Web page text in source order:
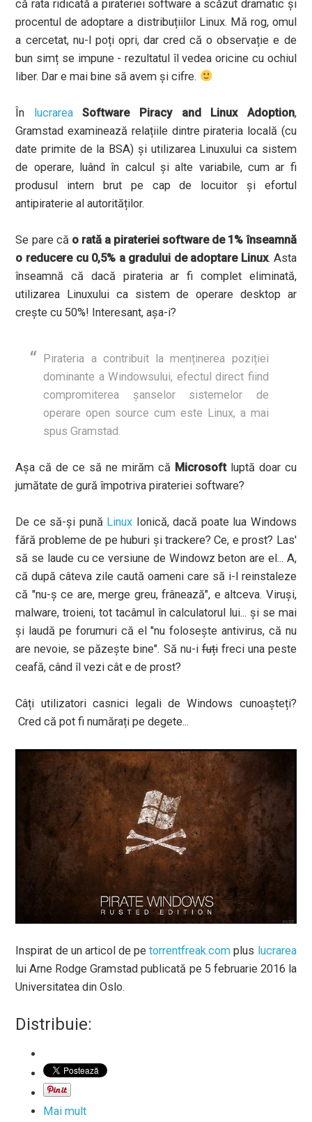
că rata ridicată a pirateriei software a scăzut dramatic și
procentul de adoptare a distribuțiilor Linux. Mă rog, omul
a cercetat, nu-l poți opri, dar cred că o observație e de
bun simț se impune - rezultatul îl vedea oricine cu ochiul
liber. Dar e mai bine să avem și cifre.
În lucrarea Software Piracy and Linux Adoption,
Gramstad examinează relațiile dintre pirateria locală (cu
date primite de la BSA) și utilizarea Linuxului ca sistem
de operare, luând în calcul și alte variabile, cum ar fi
produsul intern brut pe cap de locuitor și efortul
antipiraterie al autorităților.
Se pare că o rată a pirateriei software de 1% înseamnă
o reducere cu 0,5% a gradului de adoptare Linux. Asta
înseamnă că dacă pirateria ar fi complet eliminată,
utilizarea Linuxului ca sistem de operare desktop ar
crește cu 50%! Interesant, așa-i?
Pirateria a contribuit la menținerea poziției
dominante a Windowsului, efectul direct fiind
compromiterea șanselor sistemelor de
operare open source cum este Linux, a mai
spus Gramstad.
Așa că de ce să ne mirăm că Microsoftluptă doar cu
jumătate de gură împotriva pirateriei software?
De ce să-și pună Linux Ionică, dacă poate lua Windows
fără probleme de pe huburi și trackere? Ce, e prost? Las'
să se laude cu ce versiune de Windowz beton are el... A,
că după câteva zile caută oameni care să i-l reinstaleze
că "nu-ș ce are, merge greu, frânează", e altceva. Viruși,
malware, troieni, tot tacâmul în calculatorul lui... și se mai
și laudă pe forumuri că el "nu folosește antivirus, că nu
are nevoie, se păzește bine". Să nu-ifuțifreci una peste
ceafă, când îl vezi cât e de prost?
Câți utilizatori casnici legali de Windows cunoașteți?
Cred că pot fi numărați pe degete...
Inspirat de un articol de petorrentfreak.com plus lucrarea
lui Arne Rodge Gramstad publicată pe 5 februarie 2016 la
Universitatea din Oslo.
Distribuie:
Mai mult